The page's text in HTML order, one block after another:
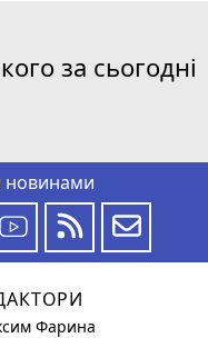
за сьогодні
новинами
Фарина